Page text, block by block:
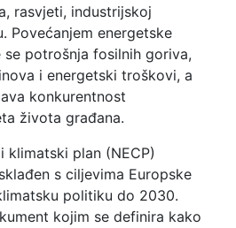
rasvjeti, industrijskoj
Povećanjem energetske
potrošnja fosilnih goriva,
i energetski troškovi, a
konkurentnost
života građana.
klimatski plan (NECP)
s ciljevima Europske
politiku do 2030.
kojim se definira kako